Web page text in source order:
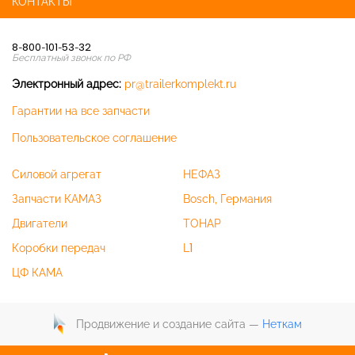
8-800-101-53-32
Бесплатный звонок по РФ
Электронный адрес: pr@trailerkomplekt.ru
Гарантии на все запчасти
Пользовательское соглашение
Силовой агрегат
Запчасти КАМАЗ
Двигатели
Коробки передач
ЦФ КАМА
НЕФАЗ
Bosch, Германия
ТОНАР
L1
Продвижение и создание сайта — Неткам